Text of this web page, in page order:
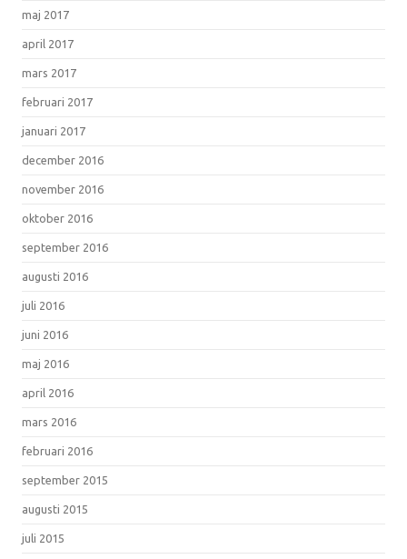
maj 2017
april 2017
mars 2017
februari 2017
januari 2017
december 2016
november 2016
oktober 2016
september 2016
augusti 2016
juli 2016
juni 2016
maj 2016
april 2016
mars 2016
februari 2016
september 2015
augusti 2015
juli 2015